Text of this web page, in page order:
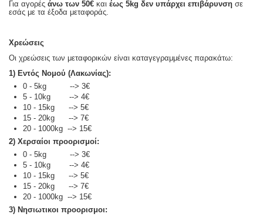
Για αγορέςάνω των 50€ καιέως 5kg δεν υπάρχει επιβάρυνση σε
εσάς με τα έξοδα μεταφοράς.
Χρεώσεις
Οι χρεώσεις των μεταφορικών είναι καταγεγραμμένες παρακάτω:
1) Εντός Νομού (Λακωνίας):
0 - 5kg --> 3€
5 - 10kg --> 4€
10 - 15kg --> 5€
15 - 20kg --> 7€
20 - 1000kg --> 15€
2) Χερσαίοι προορισμοί:
0 - 5kg --> 3€
5 - 10kg --> 4€
10 - 15kg --> 5€
15 - 20kg --> 7€
20 - 1000kg --> 15€
3) Νησιωτικοι προορισμοι: